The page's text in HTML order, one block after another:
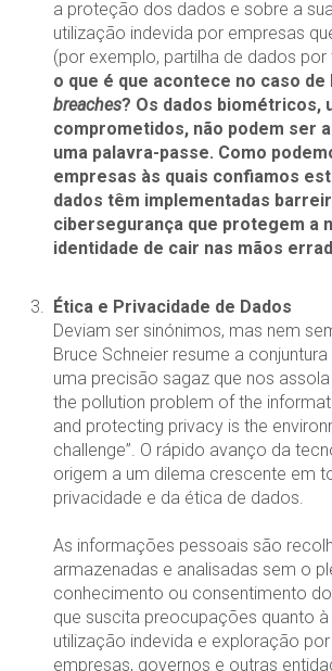
a proteção dos dados e sobre a
utilização indevida por empresas
(por exemplo, partilha de dados por
o que é que acontece no caso de
breaches? Os dados biométricos,
comprometidos, não podem ser
uma palavra-passe. Como
empresas às quais confiamos
dados têm implementadas
cibersegurança que protegem a
identidade de cair nas mãos
Ética e Privacidade de Dados
Deviam ser sinónimos, mas nem
Bruce Schneier resume a
uma precisão sagaz que nos
the pollution problem of the
and protecting privacy is the
challenge”. O rápido avanço da
origem a um dilema crescente em
privacidade e da ética de dados.
As informações pessoais são
armazenadas e analisadas sem o
conhecimento ou consentimento
que suscita preocupações quanto
utilização indevida e exploração
empresas, governos e outras